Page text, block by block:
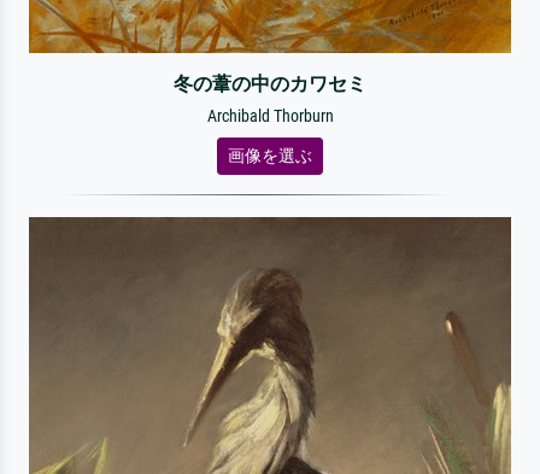
冬の葦の中のカワセミ
Archibald Thorburn
画像を選ぶ